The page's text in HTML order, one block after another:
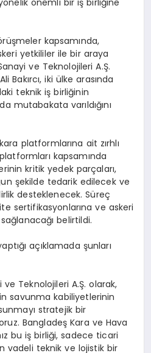
kapsamında,
yetkililer ile bir araya
ve Teknolojileri A.Ş.
Bakırcı, iki ülke arasında
teknik iş birliğinin
mutabakata varıldığını
platformlarına ait zırhlı
kapsamında
kritik yedek parçaları,
şekilde tedarik edilecek ve
desteklenecek. Süreç
sertifikasyonlarına ve askeri
belirtildi.
açıklamada şunları
Teknolojileri A.Ş. olarak,
savunma kabiliyetlerinin
stratejik bir
Bangladeş Kara ve Hava
bu iş birliği, sadece ticari
vadeli teknik ve lojistik bir